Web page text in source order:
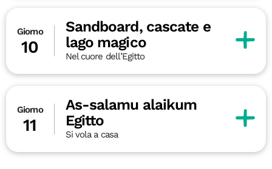
Giorno
10
Sandboard, cascate e
lago magico
Nel cuore dell’Egitto
Giorno
11
As-salamu alaikum
Egitto
Si vola a casa